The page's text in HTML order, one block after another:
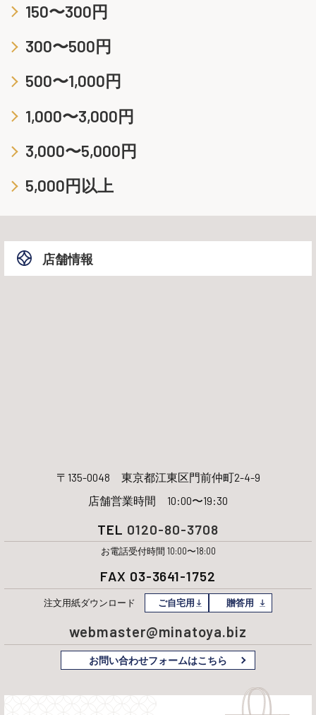
150〜300円
300〜500円
500〜1,000円
1,000〜3,000円
3,000〜5,000円
5,000円以上
店舗情報
〒135-0048 東京都江東区門前仲町2-4-9
店舗営業時間 10:00〜19:30
TEL 0120-80-3708
お電話受付時間 10:00〜18:00
FAX 03-3641-1752
注文用紙ダウンロード ご自宅用 贈答用
webmaster@minatoya.biz
お問い合わせフォームはこちら